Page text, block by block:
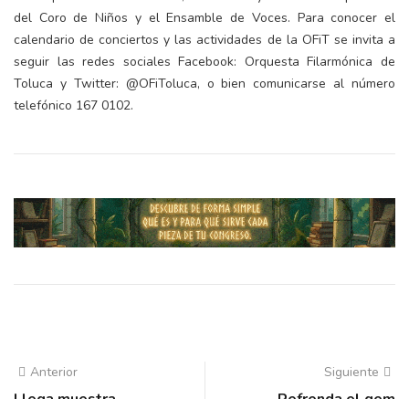
del Coro de Niños y el Ensamble de Voces. Para conocer el
calendario de conciertos y las actividades de la OFiT se invita a
seguir las redes sociales Facebook: Orquesta Filarmónica de
Toluca y Twitter: @OFiToluca, o bien comunicarse al número
telefónico 167 0102.
Anterior Siguiente